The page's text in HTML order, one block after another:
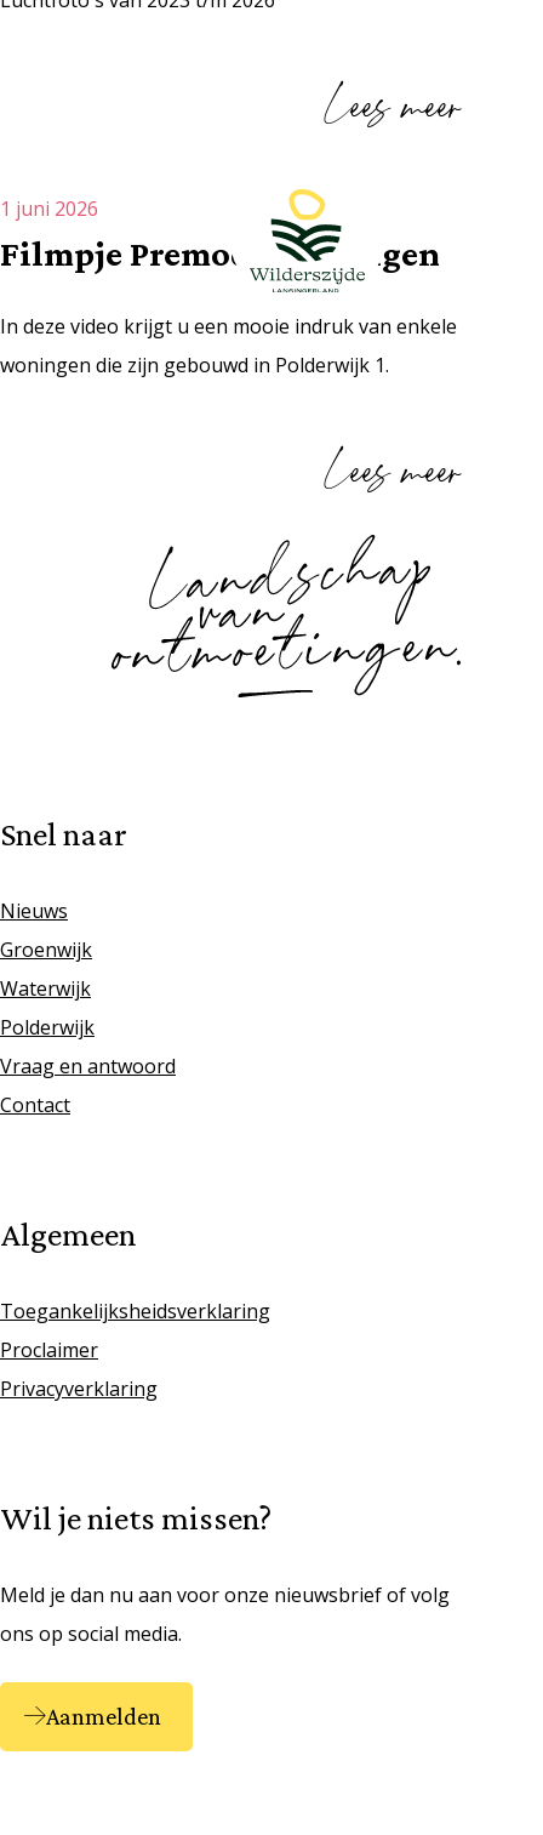
Lees meer
Filmpje Premodo woningen
1 juni 2026
In deze video krijgt u een mooie indruk van enkele
woningen die zijn gebouwd in Polderwijk 1.
Lees meer
Snel naar
Nieuws
Groenwijk
Waterwijk
Polderwijk
Vraag en antwoord
Contact
Algemeen
Toegankelijksheidsverklaring
Proclaimer
Privacyverklaring
Wil je niets missen?
Meld je dan nu aan voor onze nieuwsbrief of volg
ons op social media.
Aanmelden